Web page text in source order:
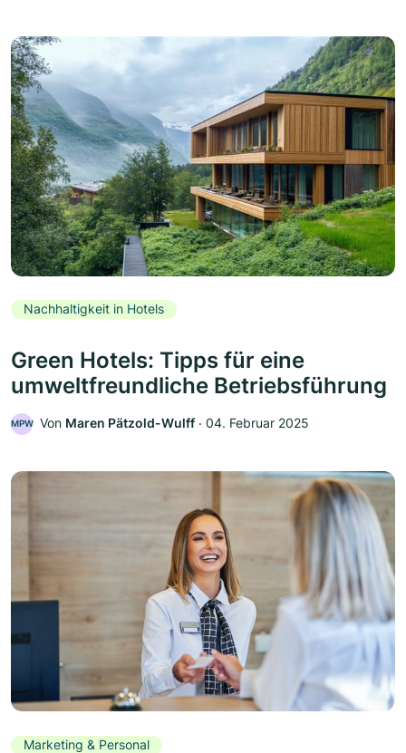
Nachhaltigkeit in Hotels
Green Hotels: Tipps für eine
umweltfreundliche Betriebsführung
MPW Von Maren Pätzold-Wulff ‧ 04. Februar 2025
Marketing & Personal